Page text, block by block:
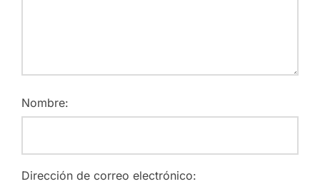
Nombre:
Dirección de correo electrónico: